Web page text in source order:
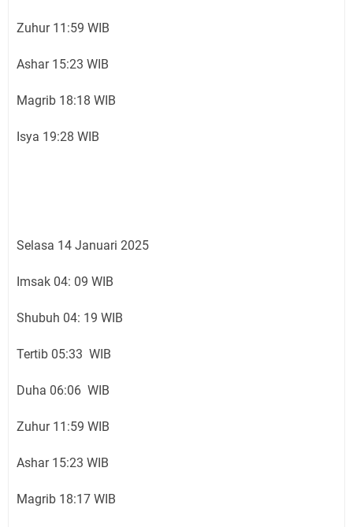
Zuhur 11:59 WIB
Ashar 15:23 WIB
Magrib 18:18 WIB
Isya 19:28 WIB
Selasa 14 Januari 2025
Imsak 04: 09 WIB
Shubuh 04: 19 WIB
Tertib 05:33 WIB
Duha 06:06 WIB
Zuhur 11:59 WIB
Ashar 15:23 WIB
Magrib 18:17 WIB